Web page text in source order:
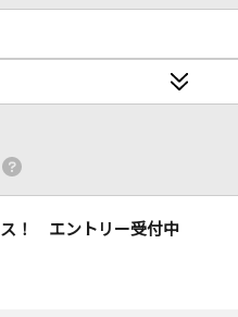
！ エントリー受付中